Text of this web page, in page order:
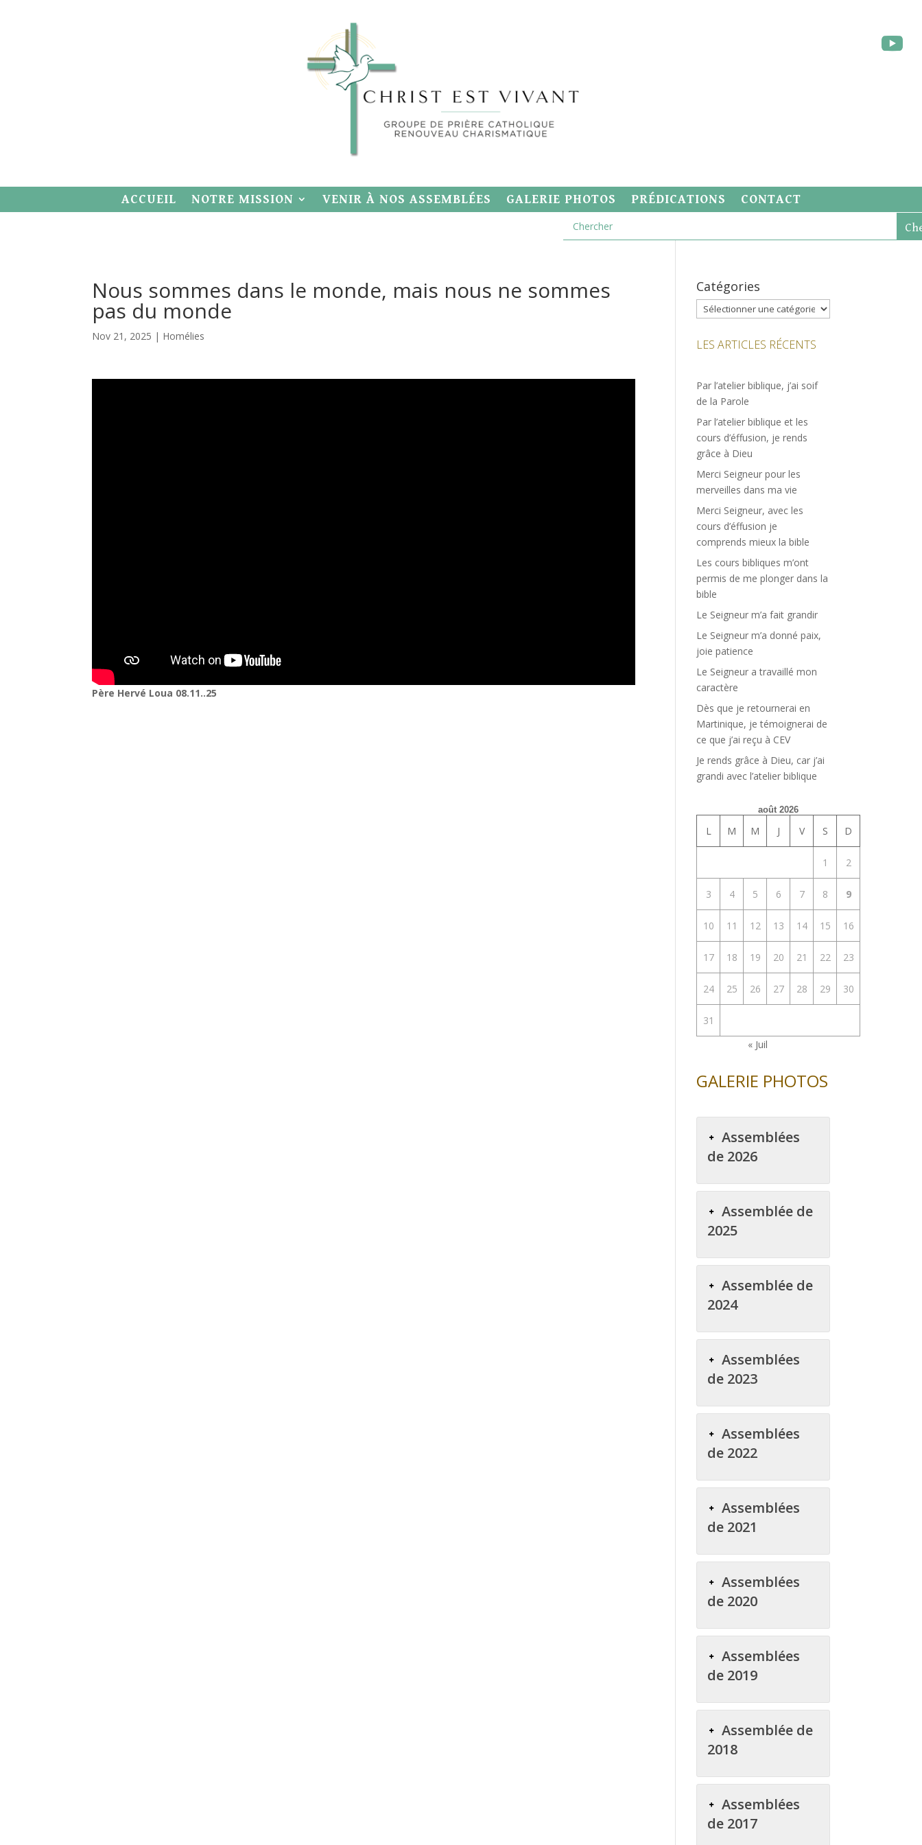
ACCUEIL NOTRE MISSION VENIR À NOS ASSEMBLÉES GALERIE PHOTOS PRÉDICATIONS CONTACT
Nous sommes dans le monde, mais nous ne sommes
pas du monde
Nov 21, 2025 | Homélies
Père Hervé Loua 08.11..25
Catégories
Catégories
LES ARTICLES RÉCENTS
Par l’atelier biblique, j’ai soif
de la Parole
Par l’atelier biblique et les
cours d’éffusion, je rends
grâce à Dieu
Merci Seigneur pour les
merveilles dans ma vie
Merci Seigneur, avec les
cours d’éffusion je
comprends mieux la bible
Les cours bibliques m’ont
permis de me plonger dans la
bible
Le Seigneur m’a fait grandir
Le Seigneur m’a donné paix,
joie patience
Le Seigneur a travaillé mon
caractère
Dès que je retournerai en
Martinique, je témoignerai de
ce que j’ai reçu à CEV
Je rends grâce à Dieu, car j’ai
grandi avec l’atelier biblique
août 2026
L M M J V S D
1 2
3 4 5 6 7 8 9
10 11 12 13 14 15 16
17 18 19 20 21 22 23
24 25 26 27 28 29 30
31
« Juil
GALERIE PHOTOS
Assemblées
de 2026
Assemblée de
2025
Assemblée de
2024
Assemblées
de 2023
Assemblées
de 2022
Assemblées
de 2021
Assemblées
de 2020
Assemblées
de 2019
Assemblée de
2018
Assemblées
de 2017